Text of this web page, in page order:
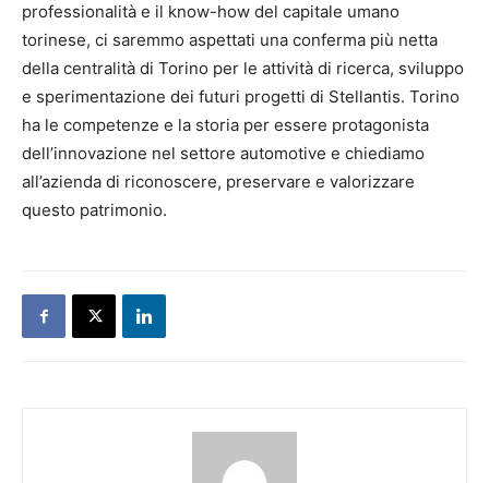
professionalità e il know-how del capitale umano
torinese, ci saremmo aspettati una conferma più netta
della centralità di Torino per le attività di ricerca, sviluppo
e sperimentazione dei futuri progetti di Stellantis. Torino
ha le competenze e la storia per essere protagonista
dell’innovazione nel settore automotive e chiediamo
all’azienda di riconoscere, preservare e valorizzare
questo patrimonio.